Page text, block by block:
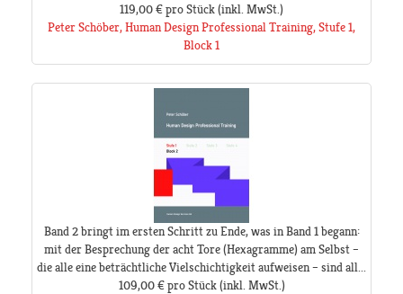
119,00 €pro Stück(inkl. MwSt.)
Peter Schöber, Human Design Professional Training, Stufe 1,
Block 1
Band 2 bringt im ersten Schritt zu Ende, was in Band 1 begann:
mit der Besprechung der acht Tore (Hexagramme) am Selbst –
die alle eine beträchtliche Vielschichtigkeit aufweisen – sind all...
109,00 € pro Stück(inkl. MwSt.)